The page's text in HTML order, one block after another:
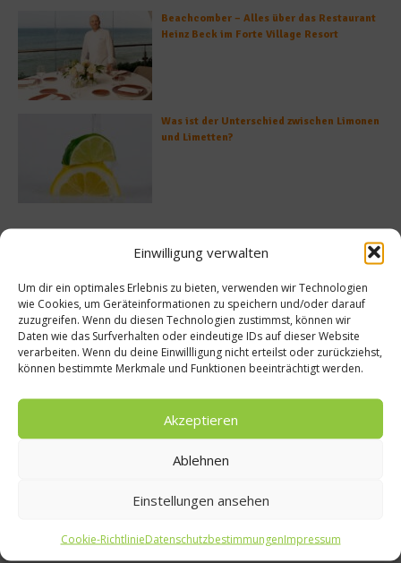
Einwilligung verwalten
Um dir ein optimales Erlebnis zu bieten, verwenden wir Technologien
wie Cookies, um Geräteinformationen zu speichern und/oder darauf
zuzugreifen. Wenn du diesen Technologien zustimmst, können wir
Daten wie das Surfverhalten oder eindeutige IDs auf dieser Website
verarbeiten. Wenn du deine Einwillligung nicht erteilst oder zurückziehst,
können bestimmte Merkmale und Funktionen beeinträchtigt werden.
Akzeptieren
Ablehnen
Einstellungen ansehen
Cookie-RichtlinieDatenschutzbestimmungenImpressum
Beachcomber – Alles über das Restaurant
Heinz Beck im Forte Village Resort
Was ist der Unterschied zwischen Limonen
und Limetten?
–
schlank
2013
News
FOOD & LIFE:
Herd!
7. November